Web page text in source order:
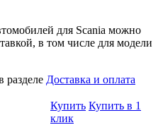
для Scania можно
в том числе для модели
разделе Доставка и оплата
Купить Купить в 1
клик